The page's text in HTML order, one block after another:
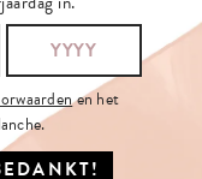
en het